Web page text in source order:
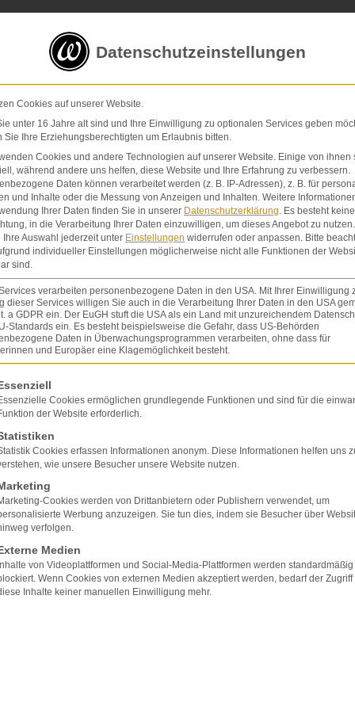
E-Mail
& Schadensersatz
|Schmerzensgeld bei erheblichen motorischen und geistigen
Entwicklungsstörungen des Kindes
,SCHMERZENSGELD
mehrere Behandlungsfehler unterlaufen. Sie
und hätten der Mutter viel früher
sein kann (relativeIndikation
hat sich das Gericht angeschlossen), dass
durch das CTG auszuführen. Der
mit Missachtung des internationalen
von vornherein auffälligen CTG sei eine Art
Kind gewesen.
Datenschutzeinstellungen
Cookies auf unserer Website.
unter 16 Jahre alt sind und Ihre Einwilligung zu optionalen Services geben
Sie Ihre Erziehungsberechtigten um Erlaubnis bitten.
Cookies und andere Technologien auf unserer Website. Einige von ihnen
während andere uns helfen, diese Website und Ihre Erfahrung zu verbessern.
Daten können verarbeitet werden (z. B. IP-Adressen), z. B. für
und Inhalte oder die Messung von Anzeigen und Inhalten. Weitere
Ihrer Daten finden Sie in unserer Datenschutzerklärung. Es besteht keine
in die Verarbeitung Ihrer Daten einzuwilligen, um dieses Angebot zu nutzen.
Ihre Auswahl jederzeit unter Einstellungen widerrufen oder anpassen. Bitte
individueller Einstellungen möglicherweise nicht alle Funktionen der
sind.
verarbeiten personenbezogene Daten in den USA. Mit Ihrer Einwilligung
dieser Services willigen Sie auch in die Verarbeitung Ihrer Daten in den USA
a GDPR ein. Der EuGH stuft die USA als ein Land mit unzureichendem
Standards ein. Es besteht beispielsweise die Gefahr, dass US-Behörden
Daten in Überwachungsprogrammen verarbeiten, ohne dass für
und Europäer eine Klagemöglichkeit besteht.
eine Liste der Service-Gruppen, für die eine
Cookies ermöglichen grundlegende Funktionen und sind für die
der Website erforderlich.
Cookies erfassen Informationen anonym. Diese Informationen helfen uns
wie unsere Besucher unsere Website nutzen.
Cookies werden von Drittanbietern oder Publishern verwendet, um
Werbung anzuzeigen. Sie tun dies, indem sie Besucher über
verfolgen.
Medien
Inhalte von Videoplattformen und Social-Media-Plattformen werden standardmäßig
Wenn Cookies von externen Medien akzeptiert werden, bedarf der Zugriff
Inhalte keiner manuellen Einwilligung mehr.